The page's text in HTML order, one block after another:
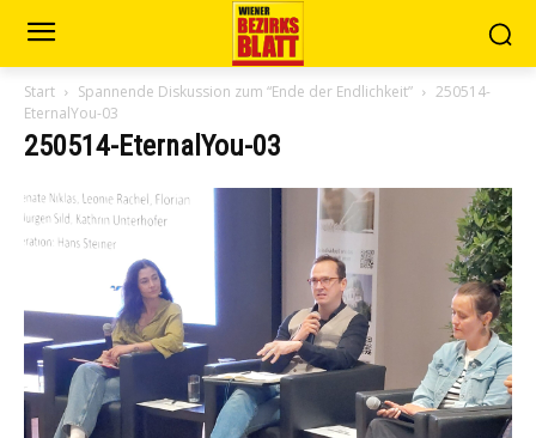
Start Spannende Diskussion zum “Ende der Endlichkeit”
250514-
EternalYou-03
250514-EternalYou-03